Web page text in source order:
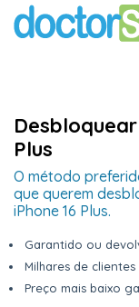
Desbloquear
Plus
O método
que querem
iPhone 16 Plus.
Garantido ou
Milhares de
Preço mais baixo